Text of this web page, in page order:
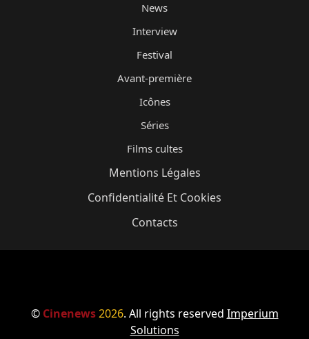
News
Interview
Festival
Avant-première
Icônes
Séries
Films cultes
Mentions Légales
Confidentialité Et Cookies
Contacts
© Cinenews 2026. All rights reserved Imperium
Solutions